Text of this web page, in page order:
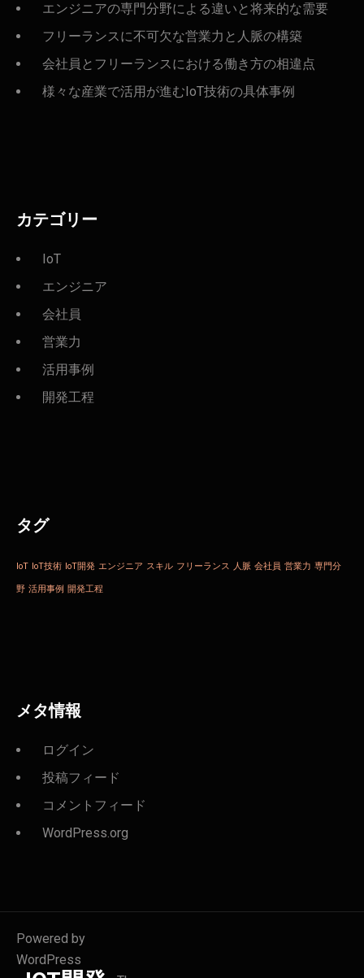
エンジニアの専門分野による違いと将来的な需要
フリーランスに不可欠な営業力と人脈の構築
会社員とフリーランスにおける働き方の相違点
様々な産業で活用が進むIoT技術の具体事例
カテゴリー
IoT
エンジニア
会社員
営業力
活用事例
開発工程
タグ
IoT IoT技術 IoT開発 エンジニア スキル フリーランス 人脈 会社員 営業力 専門分
野 活用事例 開発工程
メタ情報
ログイン
投稿フィード
コメントフィード
WordPress.org
Powered by
WordPress